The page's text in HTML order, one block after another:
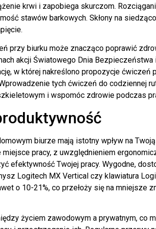
krwi i zapobiega skurczom.
stawów barkowych. Skłony na
przy biurku może znacząco poprawić
akcji Światowego Dnia Bezpieczeństwa
w której nakreślono propozycje ćwiczeń
tych ćwiczeń do codziennej
i wspomóc zdrowie podczas
biurze mają istotny wpływ na Twoją
miejsce pracy, z uwzględnieniem
efektywność Twojej pracy. Wygodne,
Logitech MX Vertical czy klawiatura
o 10-21%, co przełoży się na mniejsze
życiem zawodowym a prywatnym, co